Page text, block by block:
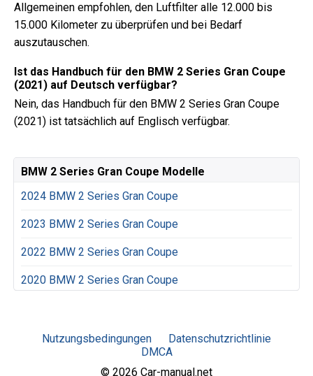
Allgemeinen empfohlen, den Luftfilter alle 12.000 bis
15.000 Kilometer zu überprüfen und bei Bedarf
auszutauschen.
Ist das Handbuch für den BMW 2 Series Gran Coupe
(2021) auf Deutsch verfügbar?
Nein, das Handbuch für den BMW 2 Series Gran Coupe
(2021) ist tatsächlich auf Englisch verfügbar.
BMW 2 Series Gran Coupe Modelle
2024 BMW 2 Series Gran Coupe
2023 BMW 2 Series Gran Coupe
2022 BMW 2 Series Gran Coupe
2020 BMW 2 Series Gran Coupe
Nutzungsbedingungen
Datenschutzrichtlinie
DMCA
© 2026 Car-manual.net